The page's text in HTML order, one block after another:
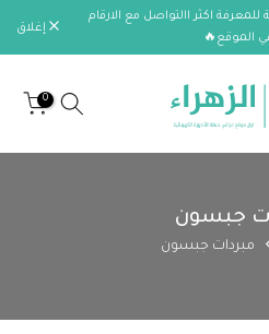
اكثر االتواصل مع الارقام
الموقع🔥
إغلاق
0
جبسون
مبردات جبسون